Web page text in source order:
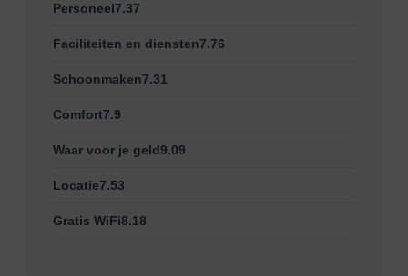
Personeel7.37
Faciliteiten en diensten7.76
Schoonmaken7.31
Comfort7.9
Waar voor je geld9.09
Locatie7.53
Gratis WiFi8.18